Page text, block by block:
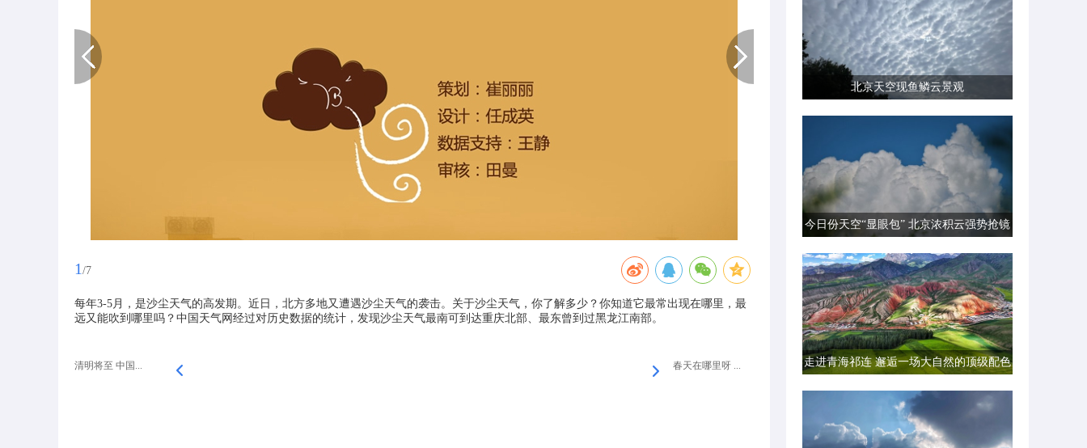
1 /7
每年3-5月，是沙尘天气的高发期。近日，北方多地又遭遇沙尘天气的袭击。关于沙尘天气，你了解多少？你知道它最常出现在哪里，最
远又能吹到哪里吗？中国天气网经过对历史数据的统计，发现沙尘天气最南可到达重庆北部、最东曾到过黑龙江南部。
清明将至 中国... 春天在哪里呀 ...
北京天空现鱼鳞云景观
今日份天空“显眼包” 北京浓积云强势抢镜
走进青海祁连 邂逅一场大自然的顶级配色